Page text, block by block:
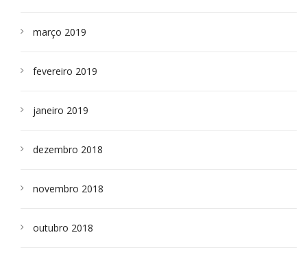
março 2019
fevereiro 2019
janeiro 2019
dezembro 2018
novembro 2018
outubro 2018